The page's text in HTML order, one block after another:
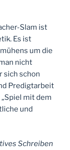
Slam ist
Es ist
um die
nicht
sich schon
Predigtarbeit
mit dem
und
Schreiben